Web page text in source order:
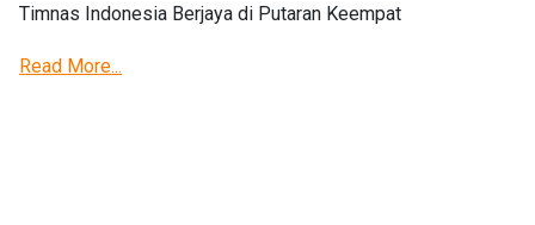
Timnas Indonesia Berjaya di Putaran Keempat
Read More...